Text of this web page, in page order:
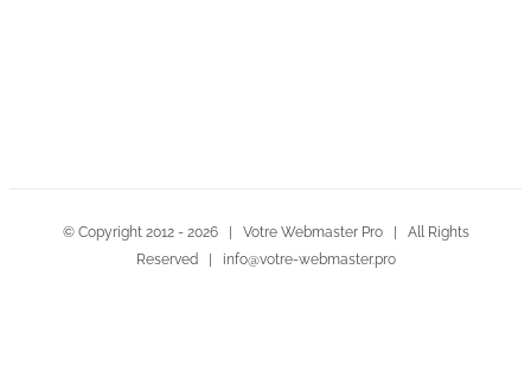
© Copyright 2012 - 2026 | Votre Webmaster Pro | All Rights
Reserved | info@votre-webmaster.pro